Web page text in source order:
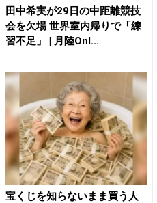
田中希実が29日の中距離競技
会を欠場 世界室内帰りで「練
習不足」 | 月陸Onl...
宝くじを知らないまま買う人